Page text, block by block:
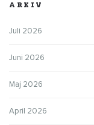
ARKIV
Juli 2026
Juni 2026
Maj 2026
April 2026